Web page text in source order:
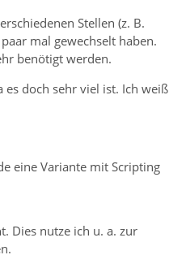
Stellen (z. B.
mal gewechselt haben.
benötigt werden.
doch sehr viel ist. Ich weiß
eine Variante mit Scripting
Dies nutze ich u. a. zur